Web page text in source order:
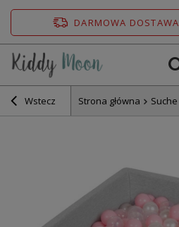
DARMOWA DOSTAWA
Wstecz Strona główna